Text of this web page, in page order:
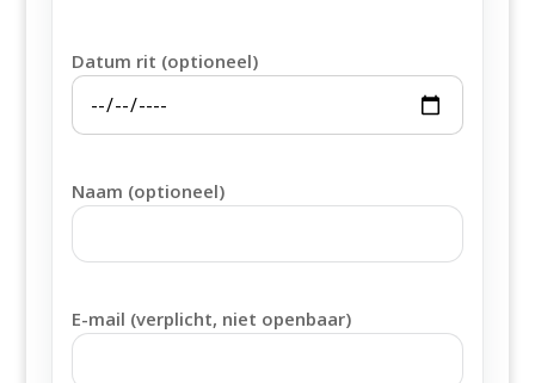
Datum rit (optioneel)
Naam (optioneel)
E-mail (verplicht, niet openbaar)